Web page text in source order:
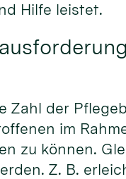
Hilfe leistet.
Zahl der
im
zu können.
Z. B.